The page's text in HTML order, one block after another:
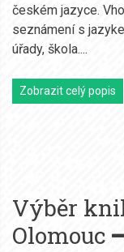
českém jazyce.
seznámení s
úřady, škola....
Zobrazit celý popis
Výběr
Olomouc